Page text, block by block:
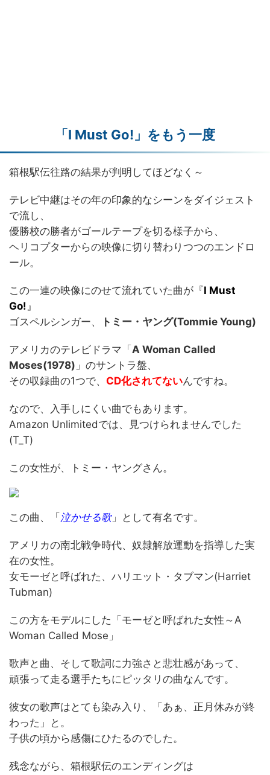
「I Must Go!」をもう一度
箱根駅伝往路の結果が判明してほどなく～
テレビ中継はその年の印象的なシーンをダイジェスト
で流し、
優勝校の勝者がゴールテープを切る様子から、
ヘリコプターからの映像に切り替わりつつのエンドロ
ール。
この一連の映像にのせて流れていた曲が『I Must
Go! 』
ゴスペルシンガー、
トミー・ヤング(Tommie Young)
アメリカのテレビドラマ「 A Woman Called
Moses(1978) 」のサントラ盤、
その収録曲の1つで、 CD化されてないんですね。
なので、入手しにくい曲でもあります。
Amazon Unlimitedでは、見つけられませんでした
(T_T)
この女性が、トミー・ヤングさん。
この曲、「 泣かせる歌」として有名です。
アメリカの南北戦争時代、奴隷解放運動を指導した実
在の女性。
女モーゼと呼ばれた、ハリエット・タブマン(Harriet
Tubman)
この方をモデルにした「モーゼと呼ばれた女性～A
Woman Called Mose」
歌声と曲、そして歌詞に力強さと悲壮感があって、
頑張って走る選手たちにピッタリの曲なんです。
彼女の歌声はとても染み入り、「あぁ、正月休みが終
わった」と。
子供の頃から感傷にひたるのでした。
残念ながら、箱根駅伝のエンディングは